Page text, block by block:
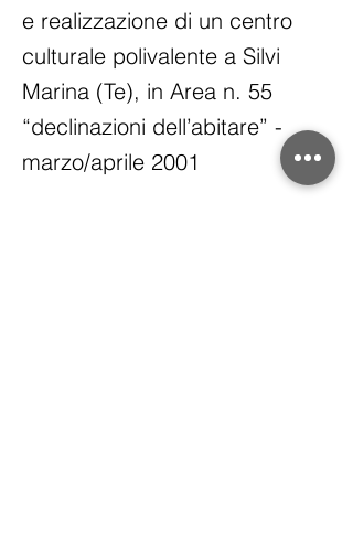
e realizzazione di un centro
culturale polivalente a Silvi
Marina (Te), in Area n. 55
“declinazioni dell’abitare” -
marzo/aprile 2001